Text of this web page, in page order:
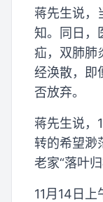
蒋先生说，
知。同日，
疝，双肺肺
经涣散，即
否放弃。
蒋先生说，
转的希望渺
老家“落叶归
11月14日